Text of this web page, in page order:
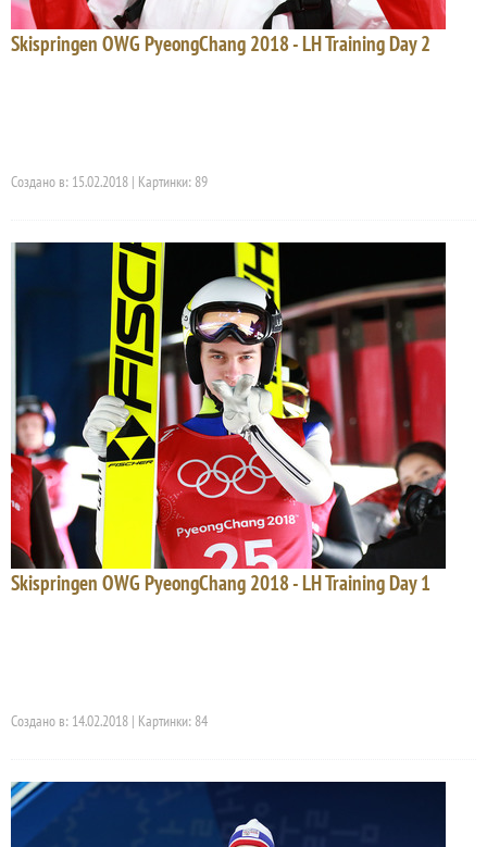
Skispringen OWG PyeongChang 2018 - LH Training Day 2
Создано в: 15.02.2018 | Картинки: 89
Skispringen OWG PyeongChang 2018 - LH Training Day 1
Создано в: 14.02.2018 | Картинки: 84